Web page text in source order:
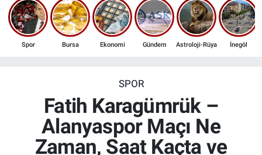
Spor Bursa Ekonomi Gündem Astroloji-Rüya İnegöl
SPOR
Fatih Karagümrük –
Alanyaspor Maçı Ne
Zaman, Saat Kaçta ve
3.SAYFA
Ekonomi
Güncel
Trafik Durumu
Son Dakika Haberleri
Haber Arşivi